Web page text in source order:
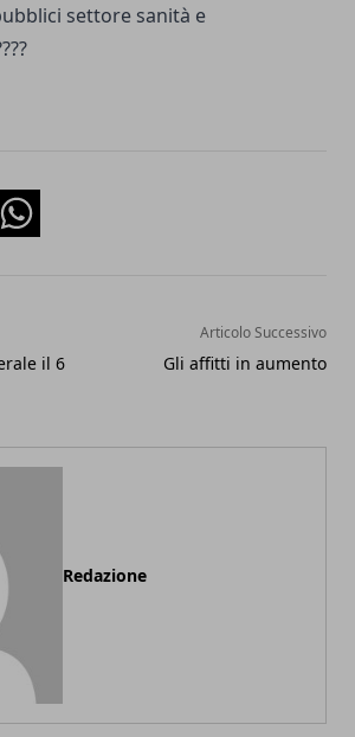
settore sanità e
Whatsapp
il 6
Articolo Successivo
Gli affitti in aumento
Redazione